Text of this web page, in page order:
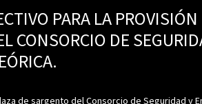
PARA LA PROVISIÓN
CONSORCIO DE